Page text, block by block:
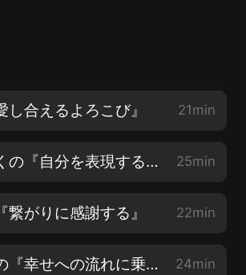
理學講座のレクチャーや講演の音源を
し合えるよろこび』 21min
にしむらみくの『自分を表現するほど、あなたは愛されやすくなる』 25min
繋がりに感謝する』 22min
沼田みえ子の『幸せへの流れに乗る方法』 24min